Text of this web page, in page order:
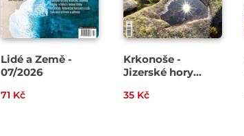
Lidé a Země -
07/2026
71 Kč
Krkonoše -
Jizerské hory
35 Kč